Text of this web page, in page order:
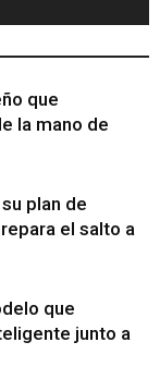
que
la mano de
plan de
el salto a
que
junto a